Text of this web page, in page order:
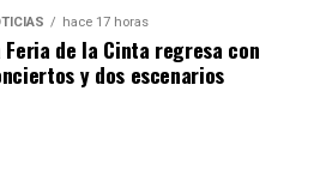
hace 17 horas
Feria de la Cinta regresa con
y dos escenarios